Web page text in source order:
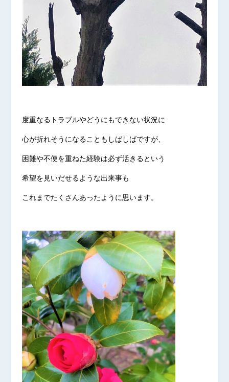
度重なるトラブルやどうにもできない状況に
心が折れそうになることもしばしばですが、
困難や不便を重ねた経験は必ず活きるという
希望を見いだせるような出来事も
これまでたくさんあったように思います。